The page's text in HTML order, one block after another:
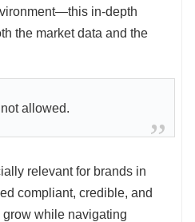
in-depth
the market data and the
allowed.
relevant for brands in
compliant, credible, and
while navigating